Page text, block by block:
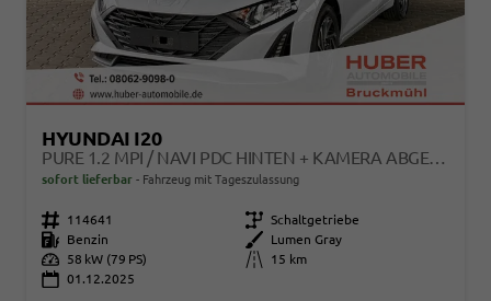
HYUNDAI I20
PURE 1.2 MPI / NAVI PDC HINTEN + KAMERA ABGEDUNKELTE SCHEIBEN TEMPOMAT ALU 16"
sofort lieferbar Fahrzeug mit Tageszulassung
Fahrzeugnr. 114641 Getriebe Schaltgetriebe
Kraftstoff
Benzin Außenfarbe
Lumen Gray
Leistung
58 kW (79 PS) Kilometerstand
15 km
01.12.2025